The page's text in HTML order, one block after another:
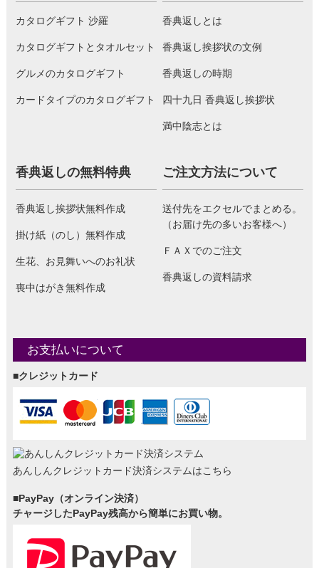
カタログギフト 沙羅
カタログギフトとタオルセット
グルメのカタログギフト
カードタイプのカタログギフト
香典返しとは
香典返し挨拶状の文例
香典返しの時期
四十九日 香典返し挨拶状
満中陰志とは
香典返しの無料特典
香典返し挨拶状無料作成
掛け紙（のし）無料作成
生花、お見舞いへのお礼状
喪中はがき無料作成
ご注文方法について
送付先をエクセルでまとめる。
（お届け先の多いお客様へ）
ＦＡＸでのご注文
香典返しの資料請求
お支払いについて
■クレジットカード
あんしんクレジットカード決済システムはこちら
■PayPay（オンライン決済）
チャージしたPayPay残高から簡単にお買い物。